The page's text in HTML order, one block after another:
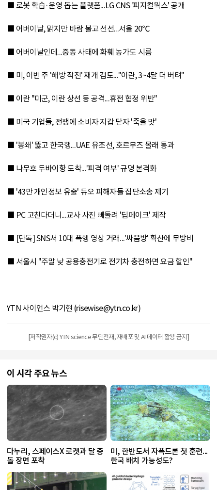
■ 로봇 학습·운영 돕는 플랫폼...LG CNS '피지컬웍스' 공개
■ 어버이날, 맑지만 바람 불고 선선...서울 20℃
■ 어버이날인데...중동 사태에 화훼 농가도 시름
■ 미, 이번 주 '해방 작전' 재개 검토..."이란, 3~4달 더 버텨"
■ 이란 "미군, 이란 상선 등 공격...휴전 협정 위반"
■ 미국 기업들, 전쟁에 소비자 지갑 닫자 '죽을 맛'
■ '봉쇄' 뚫고 한국행...UAE 유조선, 호르무즈 몰래 통과
■ 나무호 두바이항 도착...'피격 여부' 규명 본격화
■ '43만 개인정보 유출' 듀오 피해자들 집단소송 제기
■ PC 고친다더니...교사 사진 빼돌려 '딥페이크' 제작
■ [단독] SNS서 10대 폭행 영상 거래...'싸움방' 확산에 무방비
■ 서울시 "주말 낮 공용충전기로 전기차 충전하면 요금 할인"
YTN 사이언스 박기현 (risewise@ytn.co.kr)
[저작권자(c) YTN science 무단전재, 재배포 및 AI 데이터 활용 금지]
이 시각 주요 뉴스
다누리, 스페이스X 로켓과 달 충
돌 장면 포착
미, 한반도서 자폭드론 첫 훈련...
한국 배치 가능성도?